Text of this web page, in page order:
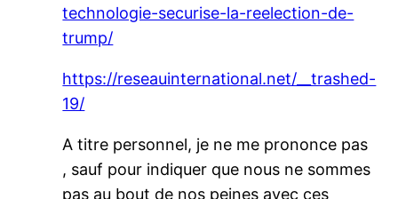
technologie-securise-la-reelection-de-
trump/
https://reseauinternational.net/__trashed-
19/
A titre personnel, je ne me prononce pas
, sauf pour indiquer que nous ne sommes
pas au bout de nos peines avec ces